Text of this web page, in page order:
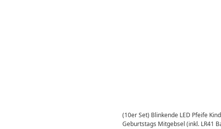
(10er Set) Blinkende LED Pfeife
Geburtstags Mitgebsel (inkl. LR41